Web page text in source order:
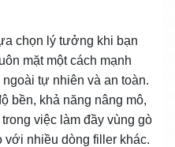
chọn lý tưởng khi bạn
mặt một cách mạnh
tự nhiên và an toàn.
bền, khả năng nâng mô,
việc làm đầy vùng gò
với nhiều dòng filler khác.